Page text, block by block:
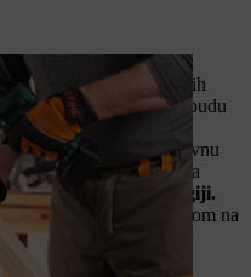
izbuši po pet slepih
spoljne rupe treba da budu
Izbušislepe rupe do
forstnerovu burgiju ili ravnu
željenu dubinu bušenja
krep papira na burgiji.
bušenja fiksirate stegom na
za sledeći korak.